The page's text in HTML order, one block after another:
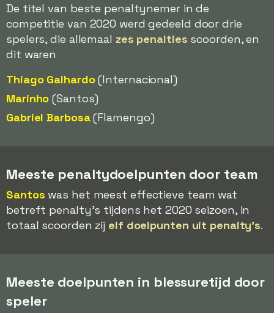
De titel van beste penaltynemer in de
competitie van 2020 werd gedeeld door drie
spelers, die allemaal zes penalties scoorden, en
dit waren
Thiago Galhardo(Internacional)
Marinho (Santos)
Gabriel Barbosa(Flamengo)
Meeste penaltydoelpunten door team
Santos was het meest effectieve team wat
betreft penalty's tijdens het 2020 seizoen, in
totaal scoorden zij elf doelpunten uit penalty's.
Meeste doelpunten in blessuretijd door
speler